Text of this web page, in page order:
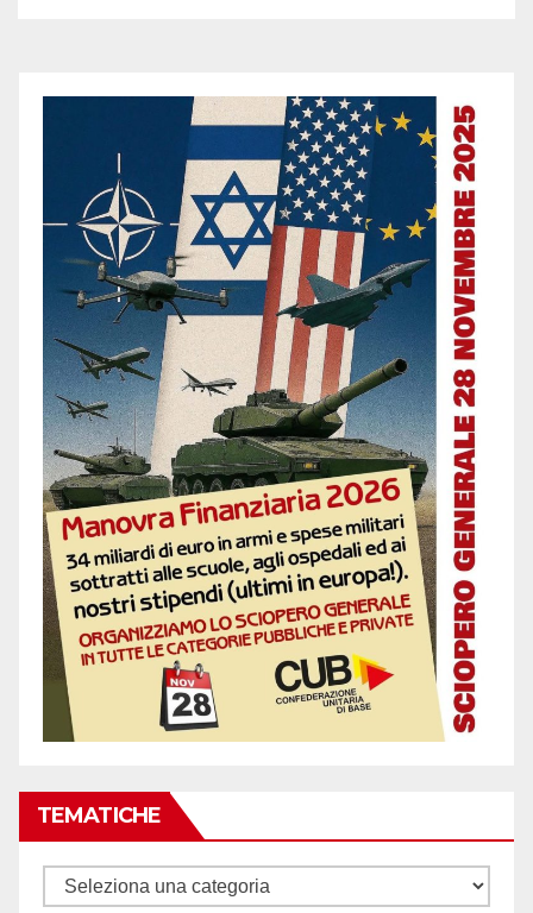
TEMATICHE
Tematiche